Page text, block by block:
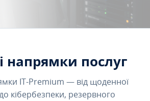
напрямки послуг
IT-Premium — від щоденної
кібербезпеки, резервного